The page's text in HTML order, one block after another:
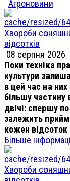
Агроновини
Хвороби
відсотків
08 серпня 2026
Поки техніка
культури
в цей час на
більшу частину
двічі: спершу
залежить
кожен відсоток
Більше
Хвороби